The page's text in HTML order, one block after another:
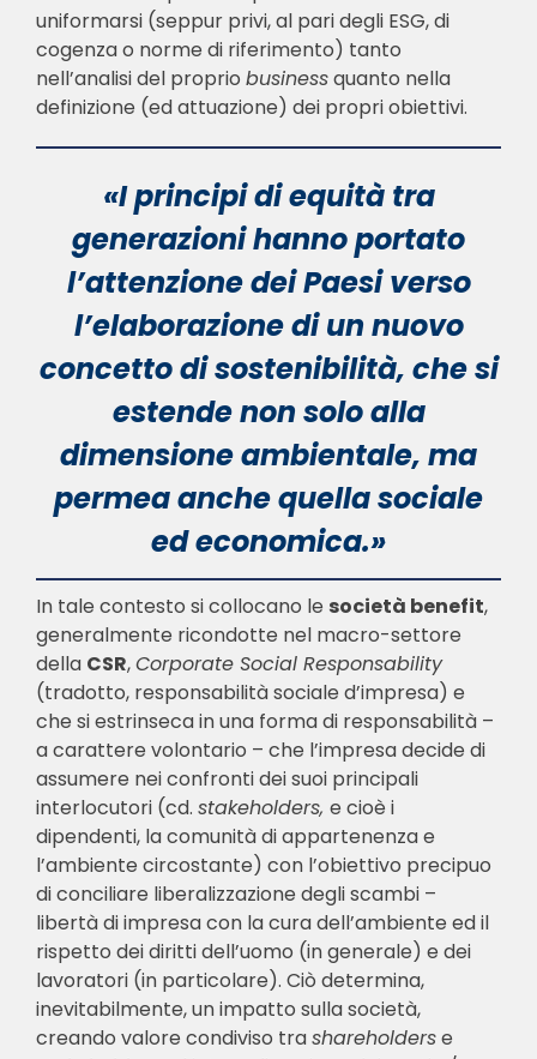
uniformarsi (seppur privi, al pari degli ESG, di
cogenza o norme di riferimento) tanto
nell’analisi del proprio businessquanto nella
definizione (ed attuazione) dei propri obiettivi.
«I principi di equità tra
generazioni hanno portato
l’attenzione dei Paesi verso
l’elaborazione di un nuovo
concetto di sostenibilità, che si
estende non solo alla
dimensione ambientale, ma
permea anche quella sociale
ed economica.»
In tale contesto si collocano le società benefit,
generalmente ricondotte nel macro-settore
della CSR,Corporate Social Responsability
(tradotto, responsabilità sociale d’impresa) e
che si estrinseca in una forma di responsabilità –
a carattere volontario – che l’impresa decide di
assumere nei confronti dei suoi principali
interlocutori (cd. stakeholders, e cioè i
dipendenti, la comunità di appartenenza e
l’ambiente circostante) con l’obiettivo precipuo
di conciliare liberalizzazione degli scambi –
libertà di impresa con la cura dell’ambiente ed il
rispetto dei diritti dell’uomo (in generale) e dei
lavoratori (in particolare). Ciò determina,
inevitabilmente, un impatto sulla società,
creando valore condiviso trashareholderse